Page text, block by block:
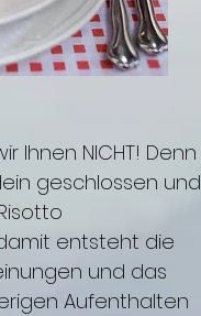
Ihnen NICHT! Denn
geschlossen und
entsteht die
und das
Aufenthalten